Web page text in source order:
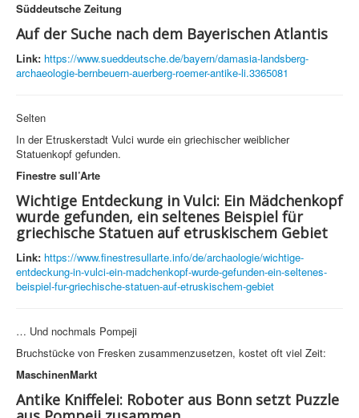
Süddeutsche Zeitung
Auf der Suche nach dem Bayerischen Atlantis
Link: https://www.sueddeutsche.de/bayern/damasia-landsberg-
archaeologie-bernbeuern-auerberg-roemer-antike-li.3365081
Selten
In der Etruskerstadt Vulci wurde ein griechischer weiblicher
Statuenkopf gefunden.
Finestre sull’Arte
Wichtige Entdeckung in Vulci: Ein Mädchenkopf
wurde gefunden, ein seltenes Beispiel für
griechische Statuen auf etruskischem Gebiet
Link: https://www.finestresullarte.info/de/archaologie/wichtige-
entdeckung-in-vulci-ein-madchenkopf-wurde-gefunden-ein-seltenes-
beispiel-fur-griechische-statuen-auf-etruskischem-gebiet
… Und nochmals Pompeji
Bruchstücke von Fresken zusammenzusetzen, kostet oft viel Zeit:
MaschinenMarkt
Antike Kniffelei: Roboter aus Bonn setzt Puzzle